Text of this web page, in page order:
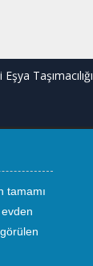
Taşımacılığı
tamamı
evden